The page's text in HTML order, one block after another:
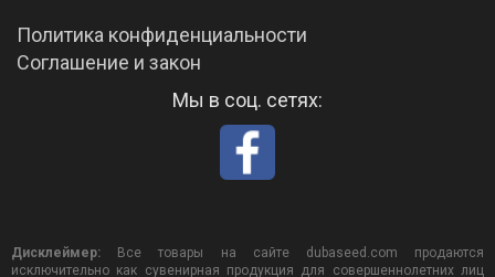
Политика конфиденциальности
Соглашение и закон
Мы в соц. сетях:
Дисклеймер: Все товары на сайте dubaseed.com продаются
исключительно как сувенирная продукция для совершеннолетних лиц